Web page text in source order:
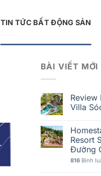
TIN TỨC BẤT ĐỘNG SẢN
BÀI VIẾT MỚI
Review
Villa
Resort
Đường
816Bình